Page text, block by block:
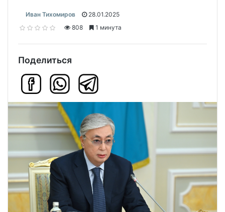
Иван Тихомиров
28.01.2025
808
1 минута
Поделиться